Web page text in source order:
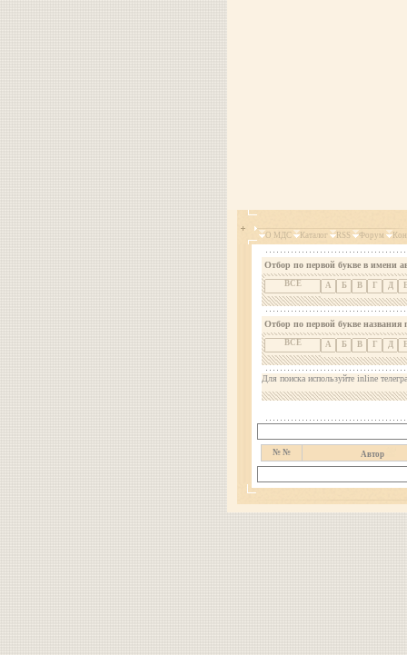
О МДС Каталог RSS Форум
Отбор по первой букве в имени
ВСЕ А Б В Г Д
Отбор по первой букве названия
ВСЕ А Б В Г Д
Для поиска используйте inline
№ № Автор